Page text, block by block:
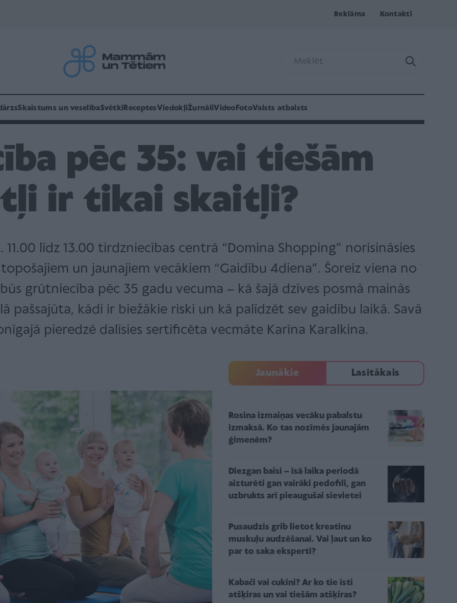
Reklāma Kontakti
Skaistums un veselībaSvētki ReceptesViedokļiŽurnāliVideo FotoValsts atbalsts
pēc 35: vai tiešām
ir tikai skaitļi?
līdz 13.00 tirdzniecības centrā “Domina Shopping” norisināsies
un jaunajiem vecākiem “Gaidību 4diena”. Šoreiz viena no
grūtniecība pēc 35 gadu vecuma – kā šajā dzīves posmā mainās
pašsajūta, kādi ir biežākie riski un kā palīdzēt sev gaidību laikā. Savā
pieredzē dalīsies sertificēta vecmāte Karīna Karalkina.
Jaunākie Lasītākais
Rosina izmaiņas vecāku pabalstu
izmaksā. Ko tas nozīmēs jaunajām
ģimenēm?
Diezgan baisi – īsā laika periodā
aizturēti gan vairāki pedofili, gan
uzbrukts arī pieaugušai sievietei
Pusaudzis grib lietot kreatīnu
muskuļu audzēšanai. Vai ļaut un ko
par to saka eksperti?
Kabači vai cukini? Ar ko tie īsti
atšķiras un vai tiešām atšķiras?